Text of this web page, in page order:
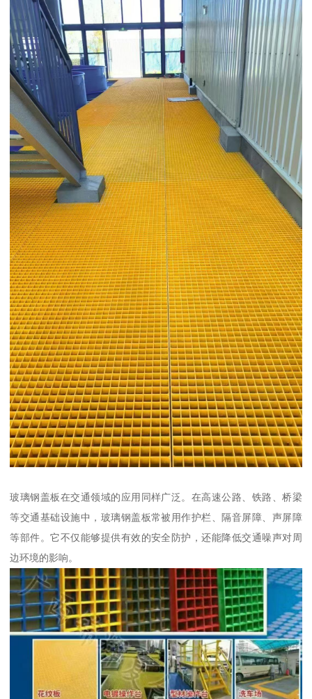
玻璃钢盖板在交通领域的应用同样广泛。在高速公路、铁路、桥梁
等交通基础设施中，玻璃钢盖板常被用作护栏、隔音屏障、声屏障
等部件。它不仅能够提供有效的安全防护，还能降低交通噪声对周
边环境的影响。